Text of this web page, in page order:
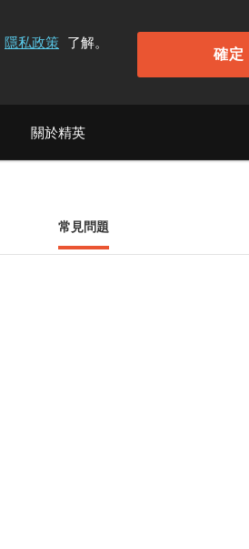
隱私政策 了解。
確定
關於精英
常見問題